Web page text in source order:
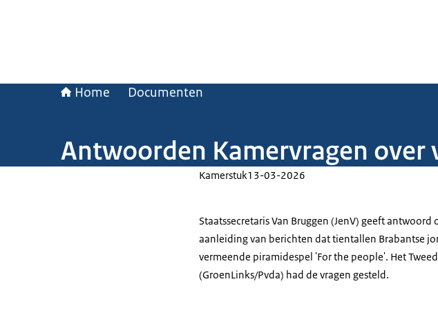
Home Documenten
Antwoorden Kamervragen over
Kamerstuk13-03-2026
Staatssecretaris Van Bruggen (JenV) geeft antwoord
aanleiding van berichten dat tientallen Brabantse
vermeende piramidespel 'For the people'. Het
(GroenLinks/Pvda) had de vragen gesteld.